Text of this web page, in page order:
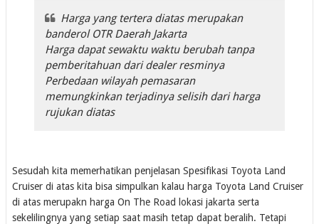
Harga yang tertera diatas merupakan
banderol OTR Daerah Jakarta
Harga dapat sewaktu waktu berubah tanpa
pemberitahuan dari dealer resminya
Perbedaan wilayah pemasaran
memungkinkan terjadinya selisih dari harga
rujukan diatas
Sesudah kita memerhatikan penjelasan Spesifikasi Toyota Land
Cruiser di atas kita bisa simpulkan kalau harga Toyota Land Cruiser
di atas merupakn harga On The Road lokasi jakarta serta
sekelilingnya yang setiap saat masih tetap dapat beralih. Tetapi